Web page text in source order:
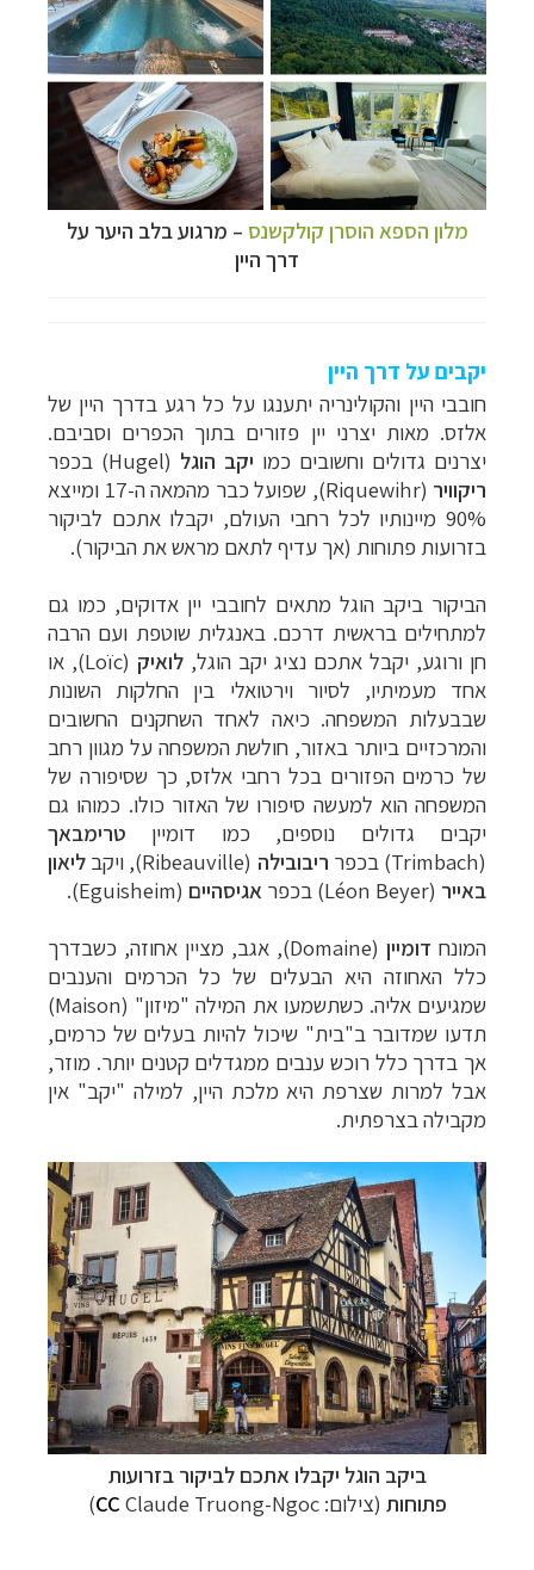
מלון הספא הוסרן קולקשנס – מרגוע בלב היער על
דרך היין
יקבים על דרך היין
חובבי היין והקולינריה יתענגו על כל רגע בדרך היין של
אלזס. מאות יצרני יין פזורים בתוך הכפרים וסביבם.
יצרנים גדולים וחשובים כמו יקב הוגל (
Hugel) בכפר
ריקוויר (
Riquewihr
), שפועל כבר מהמאה ה-17 ומייצא
90% מיינותיו לכל רחבי העולם, יקבלו אתכם לביקור
בזרועות פתוחות (אך עדיף לתאם מראש את הביקור).
הביקור ביקב הוגל מתאים לחובבי יין אדוקים, כמו גם
למתחילים בראשית דרכם. באנגלית שוטפת ועם הרבה
חן ורוגע, יקבל אתכם נציג יקב הוגל, לואיק (
Loïc
), או
אחד מעמיתיו, לסיור וירטואלי בין החלקות השונות
שבבעלות המשפחה. כיאה לאחד השחקנים החשובים
והמרכזיים ביותר באזור, חולשת המשפחה על מגוון רחב
של כרמים הפזורים בכל רחבי אלזס, כך שסיפורה של
המשפחה הוא למעשה סיפורו של האזור כולו. כמוהו גם
יקבים גדולים נוספים, כמו דומיין טרימבאך
(
Trimbach) בכפר ריבובילה (
Ribeauville), ויקב ליאון
באייר (
Léon Beyer) בכפר אגיסהיים (
Eguisheim
).
המונח דומיין (
Domaine), אגב, מציין אחוזה, כשבדרך
כלל האחוזה היא הבעלים של כל הכרמים והענבים
שמגיעים אליה. כשתשמעו את המילה "מיזון" (Maison
)
תדעו שמדובר ב"בית" שיכול להיות בעלים של כרמים,
אך בדרך כלל רוכש ענבים ממגדלים קטנים יותר. מוזר,
אבל למרות שצרפת היא מלכת היין, למילה "יקב" אין
מקבילה בצרפתית.
ביקב הוגל יקבלו אתכם לביקור בזרועות
פתוחות (צילום: CC Claude Truong-Ngoc)
טיולי אקטיב - אופניים, שייט והליכה לחצו לרשימת
יעדים »
קרוזים והפלגות נופשלחצו לרשימת היעדים »